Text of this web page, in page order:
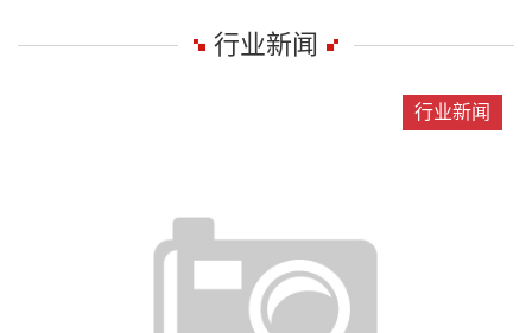
行业新闻
行业新闻